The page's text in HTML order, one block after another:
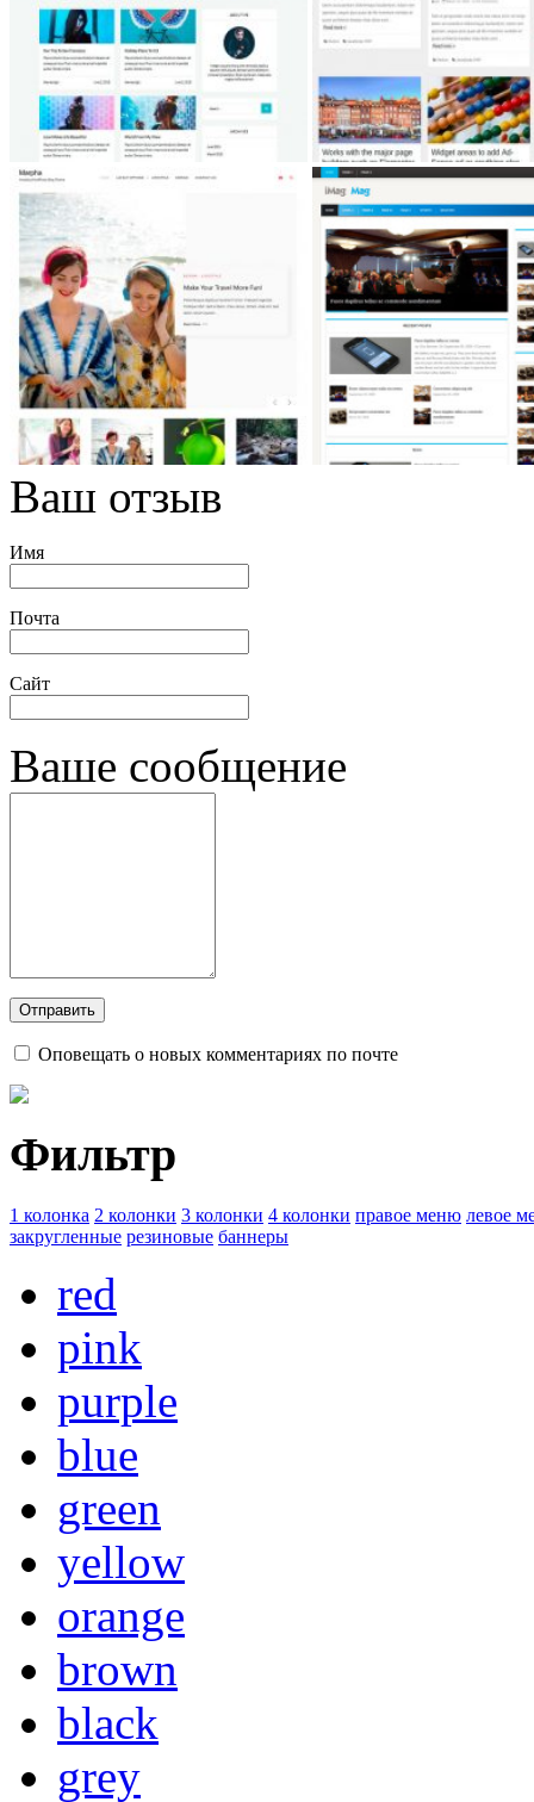
Ваш отзыв
Имя
Почта
Сайт
Ваше сообщение
Оповещать о новых комментариях по почте
Фильтр
1 колонка 2 колонки 3 колонки 4 колонки правое меню левое
закругленные резиновые баннеры
red
pink
purple
blue
green
yellow
orange
brown
black
grey